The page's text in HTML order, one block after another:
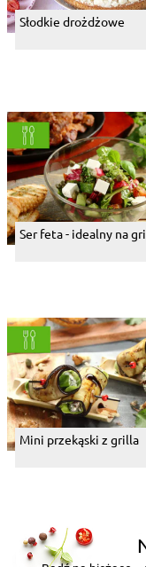
Słodkie drożdżowe
Ser feta - idealny na
Mini przekąski z grilla